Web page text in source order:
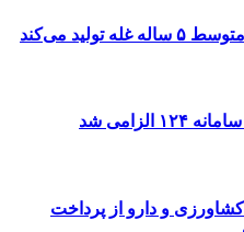
می‌کند
شد
کشاورزی و دارو از پرداخت